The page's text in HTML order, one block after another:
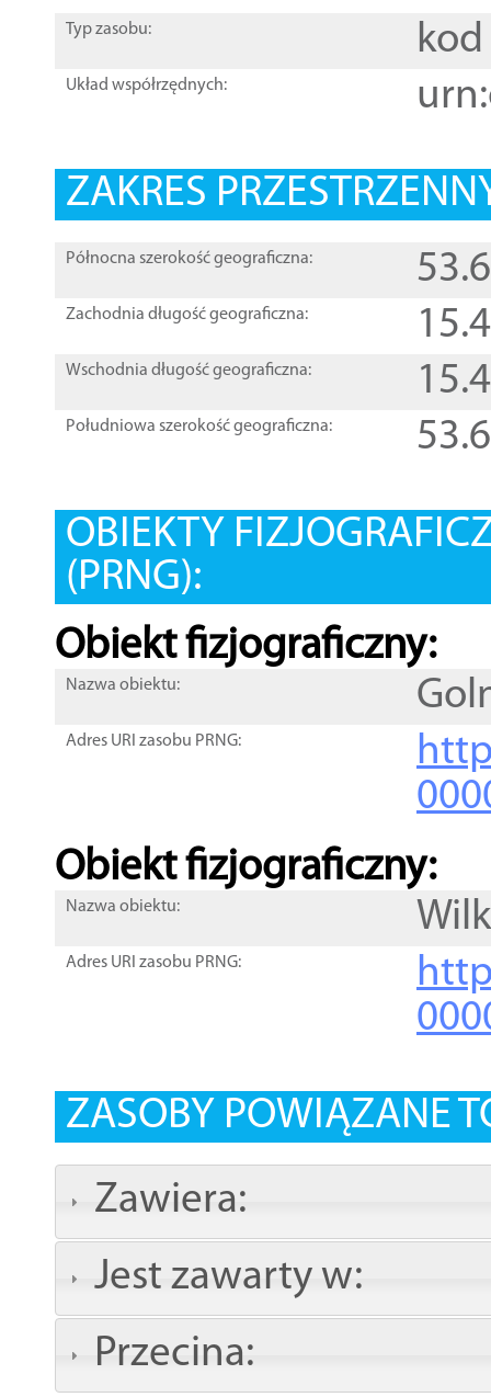
Typ zasobu: kod
Układ współrzędnych:
ZAKRES
Północna szerokość geograficzna:
Zachodnia długość geograficzna:
Wschodnia długość geograficzna:
Południowa szerokość geograficzna:
OBIEKTY
(PRNG):
Obiekt fizjograficzny:
Nazwa obiektu:
Adres URI zasobu PRNG:
Obiekt fizjograficzny:
Nazwa obiektu:
Adres URI zasobu PRNG:
ZASOBY POWIĄZANE
Zawiera:
Jest zawarty w:
Przecina: